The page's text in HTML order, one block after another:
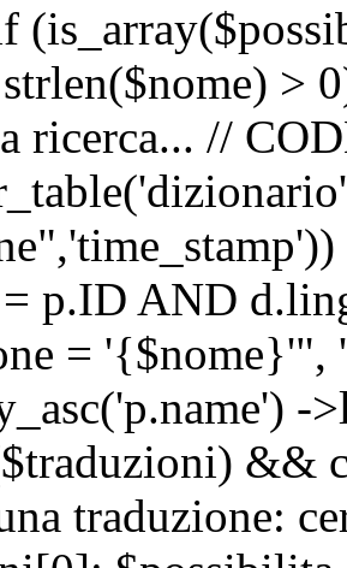
>
ricerca... //
p.ID AND
= '{$nome}'",
&&
traduzione: